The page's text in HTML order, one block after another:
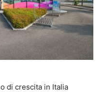
di crescita in Italia